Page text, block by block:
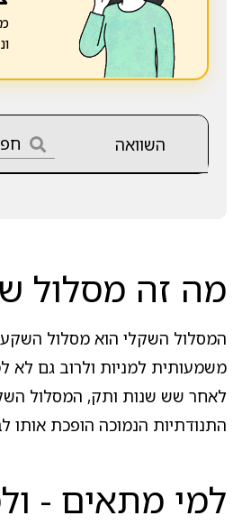
השוואה
מה זה מסלול
המסלול השקלי הוא מסלול
משמעותית למניות ולרוב גם לא
לאחר שש שנות ותק, המסלול
התנודתיות הנמוכה הופכת אותו
למי מתאים -